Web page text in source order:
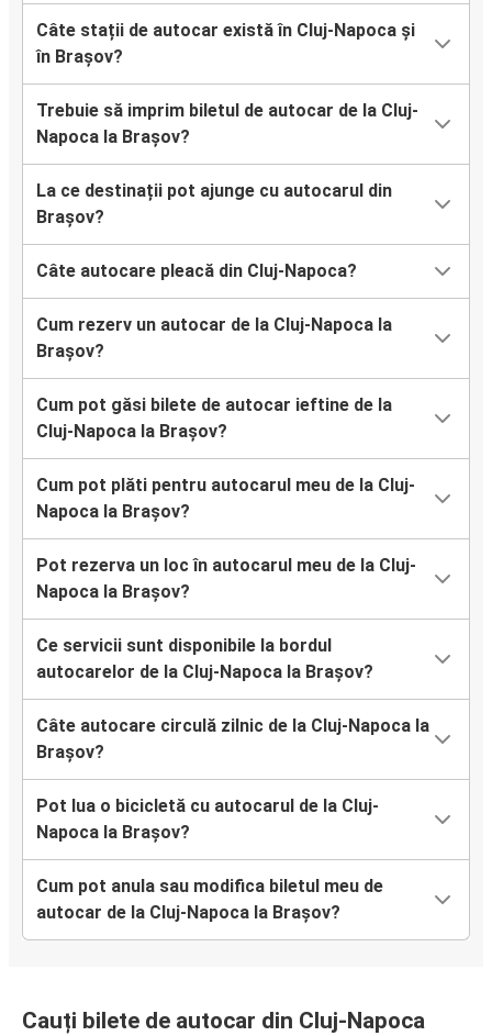
Câte stații de autocar există în Cluj-Napoca și
în Brașov?
Trebuie să imprim biletul de autocar de la Cluj-
Napoca la Brașov?
La ce destinații pot ajunge cu autocarul din
Brașov?
Câte autocare pleacă din Cluj-Napoca?
Cum rezerv un autocar de la Cluj-Napoca la
Brașov?
Cum pot găsi bilete de autocar ieftine de la
Cluj-Napoca la Brașov?
Cum pot plăti pentru autocarul meu de la Cluj-
Napoca la Brașov?
Pot rezerva un loc în autocarul meu de la Cluj-
Napoca la Brașov?
Ce servicii sunt disponibile la bordul
autocarelor de la Cluj-Napoca la Brașov?
Câte autocare circulă zilnic de la Cluj-Napoca la
Brașov?
Pot lua o bicicletă cu autocarul de la Cluj-
Napoca la Brașov?
Cum pot anula sau modifica biletul meu de
autocar de la Cluj-Napoca la Brașov?
Cauți bilete de autocar din Cluj-Napoca